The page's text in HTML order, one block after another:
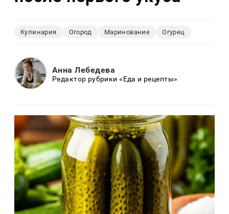
Кулинария Огород Маринование Огурец
Анна Лебедева
Редактор рубрики «Еда и рецепты»